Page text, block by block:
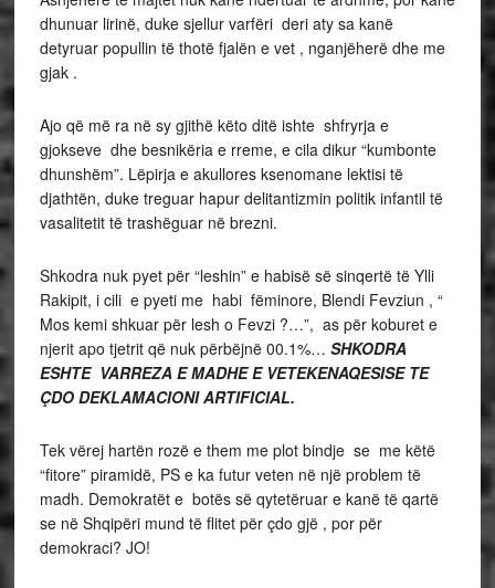
dhunuar lirinë, duke sjellur varfëri deri aty sa kanë
detyruar popullin të thotë fjalën e vet , nganjëherë dhe me
gjak .
Ajo që më ra në sy gjithë këto ditë ishte shfryrja e
gjokseve dhe besnikëria e rreme, e cila dikur “kumbonte
dhunshëm”. Lëpirja e akullores ksenomane lektisi të
djathtën, duke treguar hapur delitantizmin politik infantil të
vasalitetit të trashëguar në brezni.
Shkodra nuk pyet për “leshin” e habisë së sinqertë të Ylli
Rakipit, i cili e pyeti me habi fëminore, Blendi Fevziun , “
Mos kemi shkuar për lesh o Fevzi ?…”, as për koburet e
njerit apo tjetrit që nuk përbëjnë 00.1%… SHKODRA
ESHTE VARREZA E MADHE E VETEKENAQESISE TE
ÇDO DEKLAMACIONI ARTIFICIAL.
Tek vërej hartën rozë e them me plot bindje se me këtë
“fitore” piramidë, PS e ka futur veten në një problem të
madh. Demokratët e botës së qytetëruar e kanë të qartë
se në Shqipëri mund të flitet për çdo gjë , por për
demokraci? JO!